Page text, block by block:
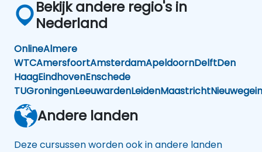
Bekijk andere regio's in
Nederland
OnlineAlmere
WTCAmersfoortAmsterdamApeldoornDelftDen
HaagEindhovenEnschede
TUGroningenLeeuwardenLeidenMaastrichtNieuwegein
Andere landen
Deze cursussen worden ook in andere landen